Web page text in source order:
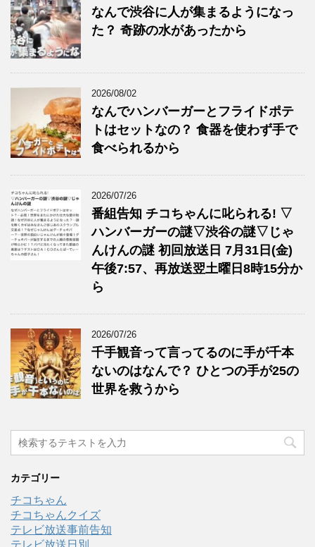
なんで渋谷に人が集まるようになっ
た？ 奇跡の水があったから
2026/08/02
なんでハンバーガーとフライドポテ
トはセットなの？ 食器を使わず手で
食べられるから
2026/07/26
番組告知 チコちゃんに叱られる! ▽
ハンバーガーの謎▽渋谷の謎▽じゃ
んけんの謎 初回放送日 7月31日(金)
午後7:57、再放送翌土曜日8時15分か
ら
2026/07/26
千手観音って言ってるのに手が千本
ないのはなんで？ ひとつの手が25の
世界を救うから
カテゴリー
チコちゃん
チコちゃんクイズ
テレビ放送事前告知
テレビ放送日別